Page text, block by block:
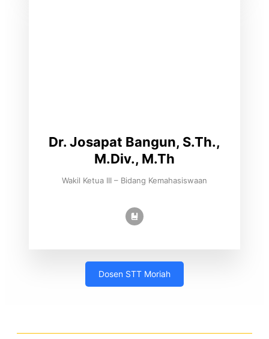
Dr. Josapat Bangun, S.Th.,
M.Div., M.Th
Wakil Ketua III – Bidang Kemahasiswaan
Dosen STT Moriah